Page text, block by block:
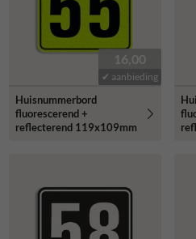
16,00
✔ aanbieding
Huisnummerbord
fluorescerend +
reflecterend 119x109mm